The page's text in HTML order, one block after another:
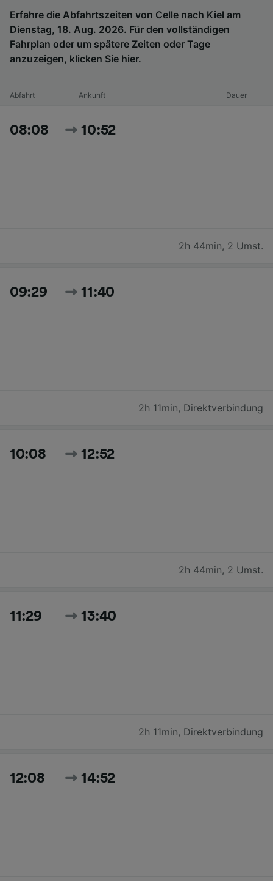
Erfahre die Abfahrtszeiten von Celle nach Kiel am
Dienstag, 18. Aug. 2026. Für den vollständigen
Fahrplan oder um spätere Zeiten oder Tage
anzuzeigen, klicken Sie hier.
Abfahrt Ankunft Dauer
08:08 10:52
2h 44min, 2 Umst.
09:29 11:40
2h 11min, Direktverbindung
10:08 12:52
2h 44min, 2 Umst.
11:29 13:40
2h 11min, Direktverbindung
12:08 14:52